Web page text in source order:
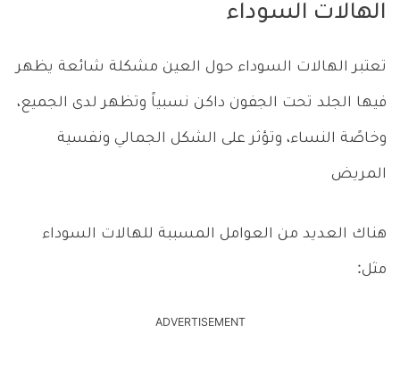
الهالات السوداء
تعتبر الهالات السوداء حول العين مشكلة شائعة يظهر
فيها الجلد تحت الجفون داكن نسبياً وتظهر لدى الجميع،
وخاصًة النساء، وتؤثر على الشكل الجمالي ونفسية
المريض
هناك العديد من العوامل المسببة للهالات السوداء
مثل:
ADVERTISEMENT